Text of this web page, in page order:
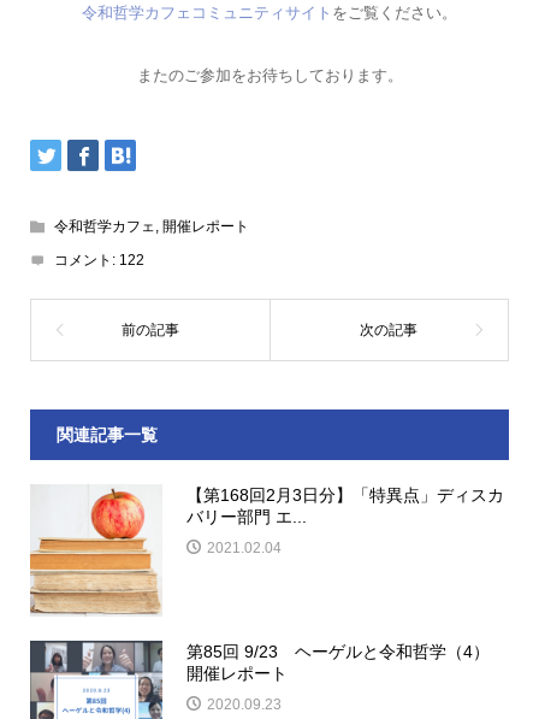
令和哲学カフェコミュニティサイト をご覧ください。
またのご参加をお待ちしております。
令和哲学カフェ, 開催レポート
コメント: 122
関連記事一覧
【第168回2月3日分】「特異点」ディスカ
バリー部門 エ...
2021.02.04
第85回 9/23 ヘーゲルと令和哲学（4）
開催レポート
2020.09.23